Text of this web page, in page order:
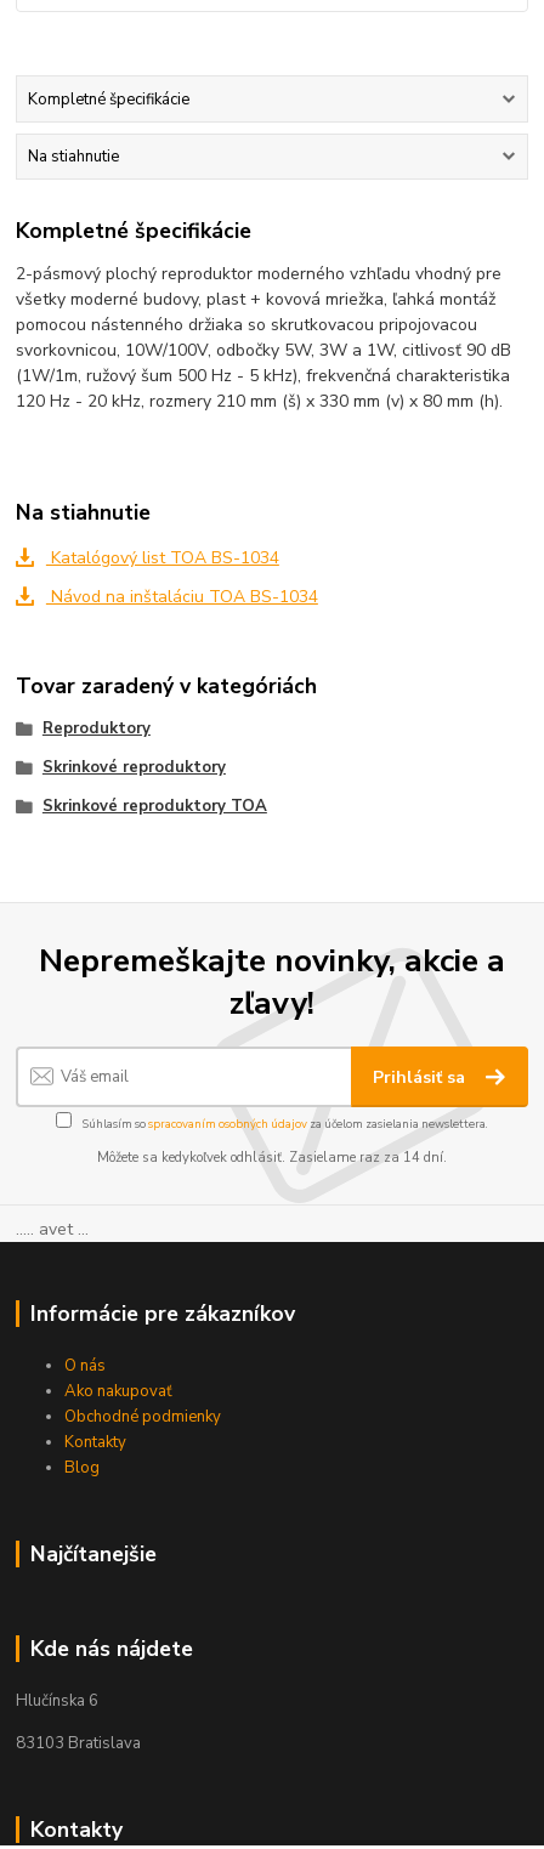
Kompletné špecifikácie
Na stiahnutie
Kompletné špecifikácie
2-pásmový plochý reproduktor moderného vzhľadu vhodný pre
všetky moderné budovy, plast + kovová mriežka, ľahká montáž
pomocou nástenného držiaka so skrutkovacou pripojovacou
svorkovnicou, 10W/100V, odbočky 5W, 3W a 1W, citlivosť 90 dB
(1W/1m, ružový šum 500 Hz - 5 kHz), frekvenčná charakteristika
120 Hz - 20 kHz, rozmery 210 mm (š) x 330 mm (v) x 80 mm (h).
Na stiahnutie
Katalógový list TOA BS-1034
Návod na inštaláciu TOA BS-1034
Tovar zaradený v kategóriách
Reproduktory
Skrinkové reproduktory
Skrinkové reproduktory TOA
Nepremeškajte novinky, akcie a
zľavy!
Prihlásiť sa
Súhlasím sospracovaním osobných údajov za účelom zasielania newslettera.
Môžete sa kedykoľvek odhlásiť. Zasielame raz za 14 dní.
..... avet ...
Informácie pre zákazníkov
O nás
Ako nakupovať
Obchodné podmienky
Kontakty
Blog
Najčítanejšie
Kde nás nájdete
Hlučínska 6
83103 Bratislava
Kontakty